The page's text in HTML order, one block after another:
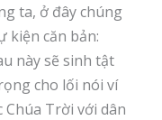
ta, ở đây chúng
kiện căn bản:
này sẽ sinh tật
cho lối nói ví
Trời với dân